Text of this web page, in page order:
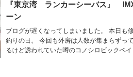
『東京湾 ランカーシーバス』
ーン
ブログが遅くなってしまいました。 本日も
釣りの日。 今回も外房は人数が集まらずっ
るけど誘われていた噂のコノシロビックベ